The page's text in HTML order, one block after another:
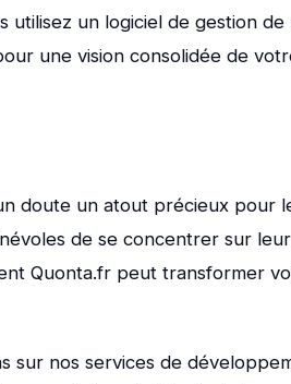
utilisez un logiciel de gestion
une vision consolidée de
doute un atout précieux pour
de se concentrer sur
Quonta.fr peut transformer
sur nos services de